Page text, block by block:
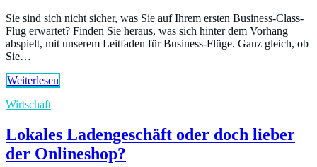
Sie sind sich nicht sicher, was Sie auf Ihrem ersten Business-Class-
Flug erwartet? Finden Sie heraus, was sich hinter dem Vorhang
abspielt, mit unserem Leitfaden für Business-Flüge. Ganz gleich, ob
Sie…
Weiterlesen
Wirtschaft
Lokales Ladengeschäft oder doch lieber
der Onlineshop?